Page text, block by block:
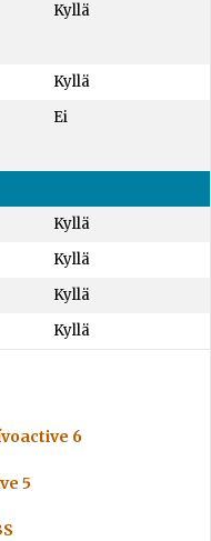
Kyllä
Kyllä
Ei
Kyllä
Kyllä
Kyllä
Kyllä
6
5